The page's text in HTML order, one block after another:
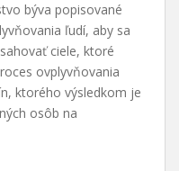
býva popisované
ľudí, aby sa
ciele, ktoré
ovplyvňovania
ktorého výsledkom je
osôb na